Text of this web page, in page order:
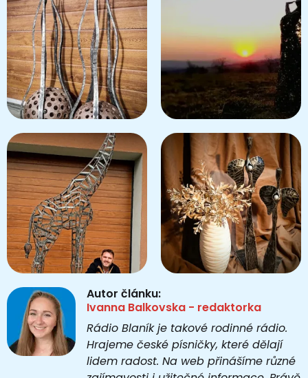
Autor článku:
Ivanna Balkovska - redaktorka
Rádio Blaník je takové rodinné rádio.
Hrajeme české písničky, které dělají
lidem radost. Na web přinášíme různé